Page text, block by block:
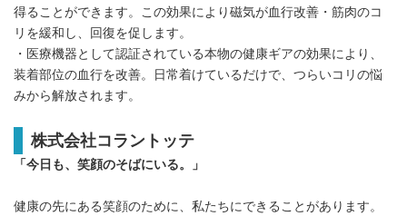
得ることができます。この効果により磁気が血行改善・筋肉のコ
リを緩和し、回復を促します。
・医療機器として認証されている本物の健康ギアの効果により、
装着部位の血行を改善。日常着けているだけで、つらいコリの悩
みから解放されます。
株式会社コラントッテ
「今日も、笑顔のそばにいる。」
健康の先にある笑顔のために、私たちにできることがあります。